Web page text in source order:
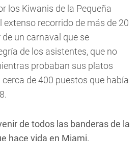
los Kiwanis de la Pequeña
extenso recorrido de más de 20
un carnaval que se
de los asistentes, que no
probaban sus platos
de 400 puestos que había